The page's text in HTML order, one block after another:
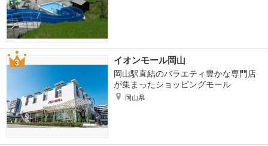
イオンモール岡山
岡山駅直結のバラエティ豊かな専門店
が集まったショッピングモール
岡山県